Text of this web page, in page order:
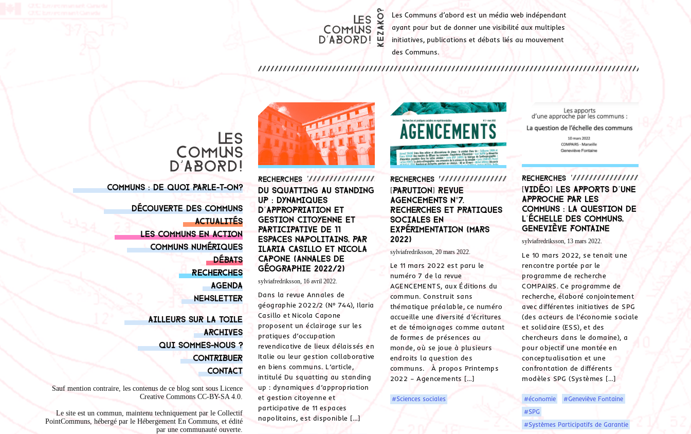
Les Communs d’abord est un média web indépendant
ayant pour but de donner une visibilité aux multiples
initiatives, publications et débats liés au mouvement
des Communs.
Communs : de quoi parle-t-on?
Découverte des communs
Actualités
Les communs en action
Communs numériques
Débats
Recherches
Agenda
Newsletter
Ailleurs sur la toile
Archives
Qui sommes-nous ?
Contribuer
Contact
Sauf mention contraire, les contenus de ce blog sont sous Licence
Creative Commons CC-BY-SA 4.0.
Le site est un commun, maintenu techniquement par le Collectif
PointCommuns, hébergé par le Hébergement En Communs, et édité
par une communauté ouverte.
Recherches
Du squatting au standing
up : dynamiques
d’appropriation et
gestion citoyenne et
participative de 11
espaces napolitains, par
Ilaria Casillo et Nicola
Capone (Annales de
géographie 2022/2)
sylviafredriksson, 16 avril 2022.
Dans la revue Annales de
géographie 2022/2 (N° 744), Ilaria
Casillo et Nicola Capone
proposent un éclairage sur les
pratiques d’occupation
revendicative de lieux délaissés en
Italie ou leur gestion collaborative
en biens communs. L’article,
intitulé Du squatting au standing
up : dynamiques d’appropriation
et gestion citoyenne et
participative de 11 espaces
napolitains, est disponible […]
Recherches
[Parution] Revue
Agencements n°7.
Recherches et pratiques
sociales en
expérimentation (mars
2022)
sylviafredriksson, 20 mars 2022.
Le 11 mars 2022 est paru le
numéro 7 de la revue
AGENCEMENTS, aux Éditions du
commun. Construit sans
thématique préalable, ce numéro
accueille une diversité d’écritures
et de témoignages comme autant
de formes de présences au
monde, où se joue à plusieurs
endroits la question des
communs. À propos Printemps
2022 – Agencements […]
#Sciences sociales
Recherches
[Vidéo] Les apports d’une
approche par les
communs : la question de
l’échelle des communs,
Geneviève Fontaine
sylviafredriksson, 13 mars 2022.
Le 10 mars 2022, se tenait une
rencontre portée par le
programme de recherche
COMPAIRS. Ce programme de
recherche, élaboré conjointement
avec différentes initiatives de SPG
(des acteurs de l’économie sociale
et solidaire (ESS), et des
chercheurs dans le domaine), a
pour objectif une montée en
conceptualisation et une
confrontation de différents
modèles SPG (Systèmes […]
#économie
#Geneviève Fontaine
#SPG
#Systèmes Participatifs de Garantie